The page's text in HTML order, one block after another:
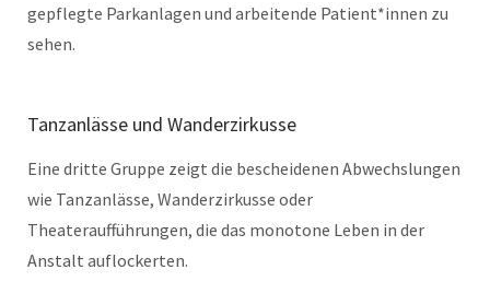
gepflegte Parkanlagen und arbeitende Patient*innen zu
sehen.
Tanzanlässe und Wanderzirkusse
Eine dritte Gruppe zeigt die bescheidenen Abwechslungen
wie Tanzanlässe, Wanderzirkusse oder
Theateraufführungen, die das monotone Leben in der
Anstalt auflockerten.